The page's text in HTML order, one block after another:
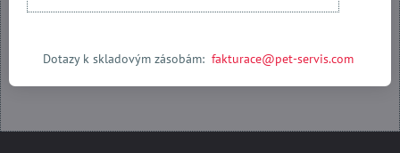
Dotazy k skladovým zásobám:fakturace@pet-servis.com